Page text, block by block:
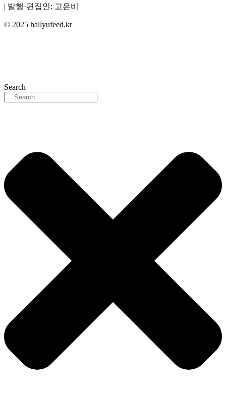
| 발행·편집인: 고은비
© 2025 hallyufeed.kr
Search